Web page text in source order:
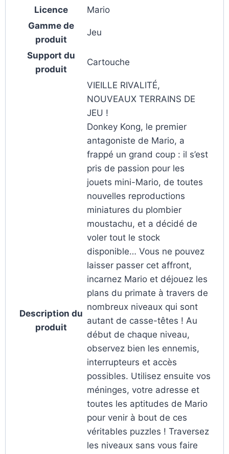
Licence
Mario
Gamme de
produit
Jeu
Support du
produit
Cartouche
Description du
produit
VIEILLE RIVALITÉ,
NOUVEAUX TERRAINS DE
JEU !
Donkey Kong, le premier
antagoniste de Mario, a
frappé un grand coup : il s’est
pris de passion pour les
jouets mini-Mario, de toutes
nouvelles reproductions
miniatures du plombier
moustachu, et a décidé de
voler tout le stock
disponible… Vous ne pouvez
laisser passer cet affront,
incarnez Mario et déjouez les
plans du primate à travers de
nombreux niveaux qui sont
autant de casse-têtes ! Au
début de chaque niveau,
observez bien les ennemis,
interrupteurs et accès
possibles. Utilisez ensuite vos
méninges, votre adresse et
toutes les aptitudes de Mario
pour venir à bout de ces
véritables puzzles ! Traversez
les niveaux sans vous faire